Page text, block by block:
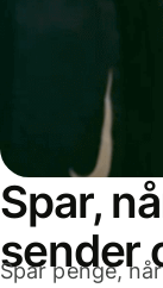
Spar,
sender
Spar penge,